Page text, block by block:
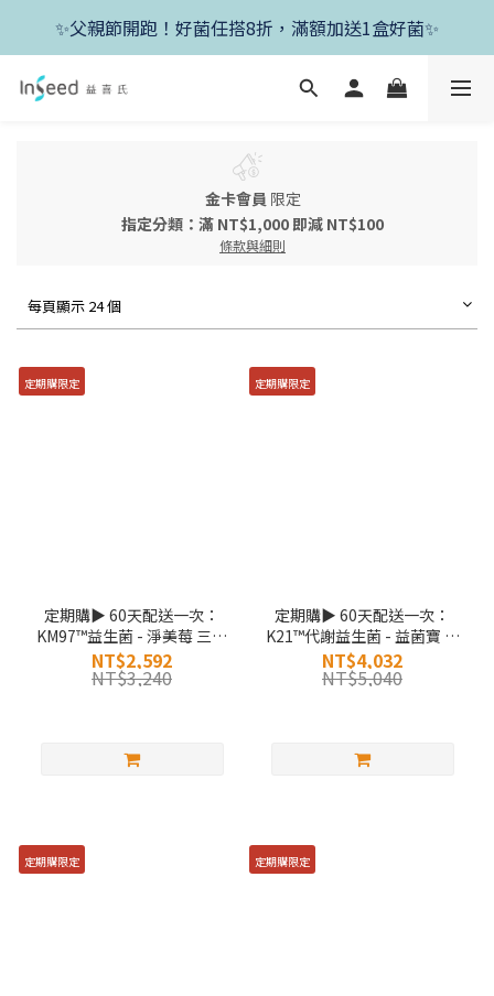
✨新朋友首單現折400+送1盒益生菌，滿額再享免運✨
✨父親節開跑！好菌任搭8折，滿額加送1盒好菌✨
✨新朋友首單現折400+送1盒益生菌，滿額再享免運✨
金卡會員 限定
指定分類：滿 NT$1,000 即減 NT$100
條款與細則
每頁顯示 24 個
定期購限定
定期購▶ 60天配送一次：
KM97™益生菌 - 淨美莓 三入
組
NT$2,592
NT$3,240
定期購限定
定期購▶ 60天配送一次：
K21™代謝益生菌 - 益菌寶 三
入組
NT$4,032
NT$5,040
定期購限定 定期購限定